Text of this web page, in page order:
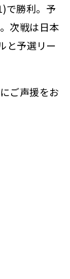
で勝利。予
次戦は日本
と予選リー
ご声援をお